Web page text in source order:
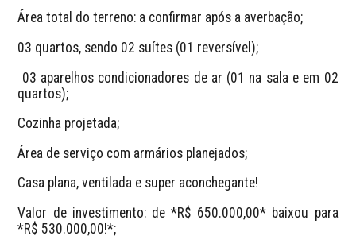
Área total do terreno: a confirmar após a averbação;
03 quartos, sendo 02 suítes (01 reversível);
quartos);
Cozinha projetada;
Área de serviço com armários planejados;
Casa plana, ventilada e super aconchegante!
Valor de investimento: de *R$ 650.000,00* baixou para
*R$ 530.000,00!*;